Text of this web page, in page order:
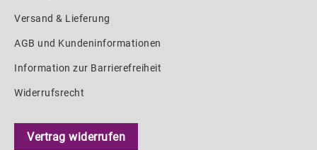
Versand & Lieferung
AGB und Kundeninformationen
Information zur Barrierefreiheit
Widerrufsrecht
Vertrag widerrufen